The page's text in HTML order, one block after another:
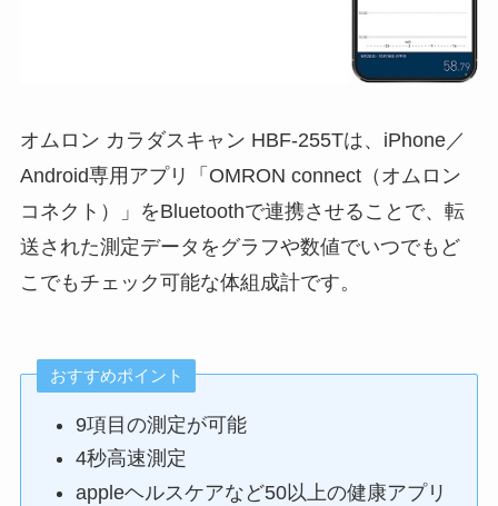
オムロン カラダスキャン HBF-255Tは、iPhone／
Android専用アプリ「OMRON connect（オムロン
コネクト）」をBluetoothで連携させることで、転
送された測定データをグラフや数値でいつでもど
こでもチェック可能な体組成計です。
おすすめポイント
9項目の測定が可能
4秒高速測定
appleヘルスケアなど50以上の健康アプリ